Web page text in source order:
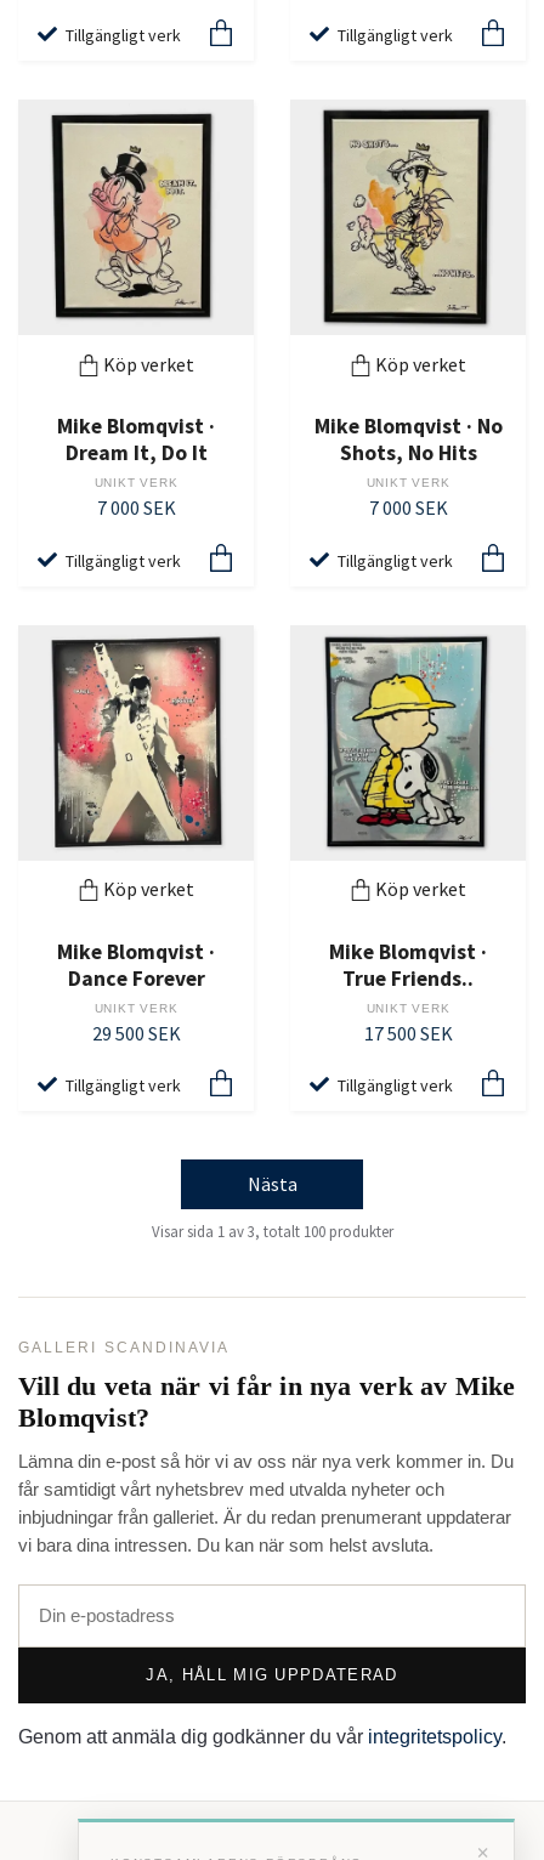
Tillgängligt verk Tillgängligt verk
Köp verket
Mike Blomqvist ·
Dream It, Do It
UNIKT VERK
7 000 SEK
Tillgängligt verk
Köp verket
Mike Blomqvist · No
Shots, No Hits
UNIKT VERK
7 000 SEK
Tillgängligt verk
Köp verket
Mike Blomqvist ·
Dance Forever
UNIKT VERK
29 500 SEK
Tillgängligt verk
Köp verket
Mike Blomqvist ·
True Friends..
UNIKT VERK
17 500 SEK
Tillgängligt verk
Nästa
Visar sida 1 av 3, totalt 100 produkter
GALLERI SCANDINAVIA
Vill du veta när vi får in nya verk av Mike
Blomqvist?
Lämna din e-post så hör vi av oss när nya verk kommer in. Du
får samtidigt vårt nyhetsbrev med utvalda nyheter och
inbjudningar från galleriet. Är du redan prenumerant uppdaterar
vi bara dina intressen. Du kan när som helst avsluta.
JA, HÅLL MIG UPPDATERAD
Genom att anmäla dig godkänner du vår integritetspolicy.
×